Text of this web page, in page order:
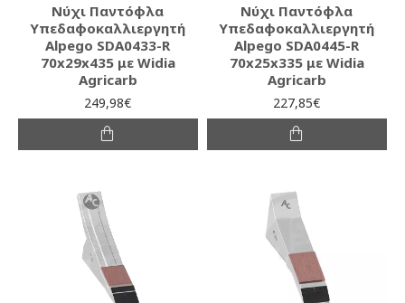
Νύχι Παντόφλα
Υπεδαφοκαλλιεργητή
Alpego SDA0433-R
70x29x435 με Widia
Agricarb
249,98€
Νύχι Παντόφλα
Υπεδαφοκαλλιεργητή
Alpego SDA0445-R
70x25x335 με Widia
Agricarb
227,85€